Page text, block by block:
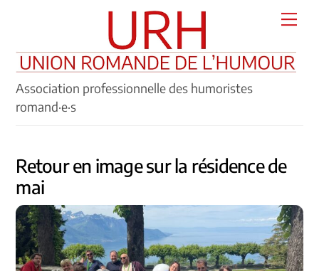
Association professionnelle des humoristes
romand·e·s
Retour en image sur la résidence de
mai